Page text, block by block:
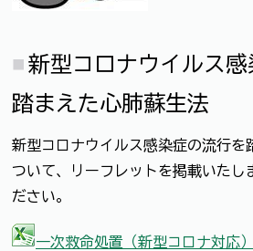
新型コロナウイルス
踏まえた心肺蘇生法
新型コロナウイルス感染症の流行を
ついて、リーフレットを掲載いたし
ださい。
一次救命処置（新型コロナ対応